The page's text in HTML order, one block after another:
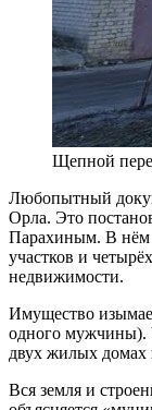
Щепной
Любопытный
Орла. Это
Парахиным. В нём
участков и
недвижимости.
Имущество
одного мужчины).
двух жилых домах
Вся земля и